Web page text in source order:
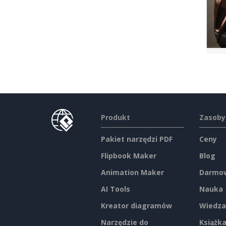
Produkt
Pakiet narzędzi PDF
Flipbook Maker
Animation Maker
AI Tools
Kreator diagramów
Narzędzie do
Zasoby
Ceny
Blog
Nauka
Wiedza